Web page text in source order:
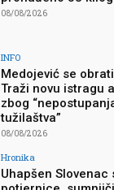
08/08/2026
INFO
Medojević se
Traži novu istragu
zbog
tužilaštva”
08/08/2026
Hronika
Uhapšen Slovenac